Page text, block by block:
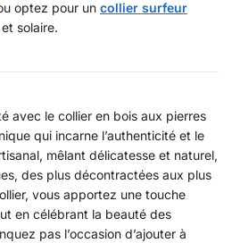
optez pour un collier surfeur
solaire.
avec le collier en bois aux pierres
qui incarne l’authenticité et le
mêlant délicatesse et naturel,
des plus décontractées aux plus
vous apportez une touche
en célébrant la beauté des
pas l’occasion d’ajouter à